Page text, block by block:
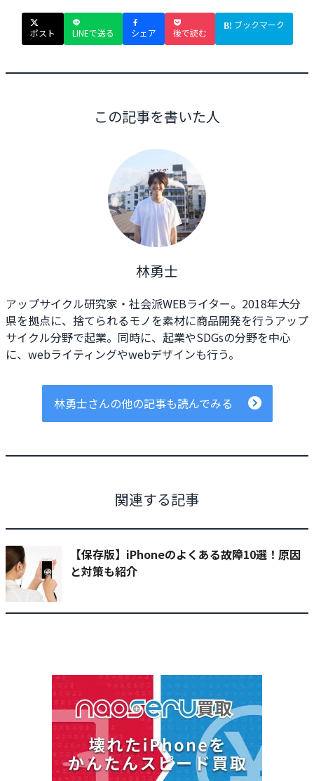
ポスト LINEで送る シェア 後で読む
ブックマーク
この記事を書いた人
林勇士
アップサイクル研究家・社会派WEBライター。2018年大分
県を拠点に、捨てられるモノを素材に商品開発を行うアップ
サイクル分野で起業。同時に、起業やSDGsの分野を中心
に、webライティングやwebデザインも行う。
林勇士さんの他の記事も読んでみる
関連する記事
【保存版】iPhoneのよくある故障10選！原因
と対策も紹介